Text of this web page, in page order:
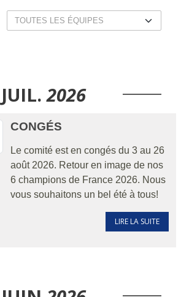
JUIL. 2026
CONGÉS
Le comité est en congés du 3 au 26
août 2026. Retour en image de nos
6 champions de France 2026. Nous
vous souhaitons un bel été à tous!
LIRE LA SUITE